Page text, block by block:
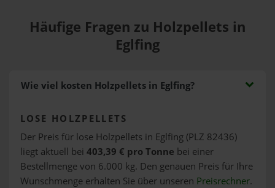
Häufige Fragen zu Holzpellets in
Eglfing
Wie viel kosten Holzpellets in Eglfing?
LOSE HOLZPELLETS
Der Preis für lose Holzpellets in Eglfing (PLZ 82436)
liegt aktuell bei 403,39 € pro Tonne bei einer
Bestellmenge von 6.000 kg. Den genauen Preis für Ihre
Wunschmenge erhalten Sie über unseren Preisrechner.